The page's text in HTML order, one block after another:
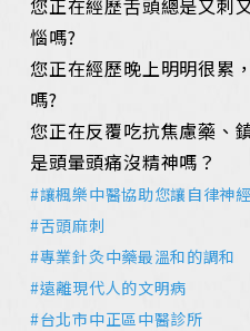
惱嗎?
您正在經歷晚上明明很累
嗎?
您正在反覆吃抗焦慮藥、
是頭暈頭痛沒精神嗎？
#讓楓樂中醫協助您讓自律神
#舌頭麻刺
#專業針灸中藥最溫和的調和
#遠離現代人的文明病
#台北市中正區中醫診所